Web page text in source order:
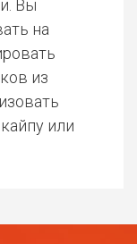
Вы
на
из
или